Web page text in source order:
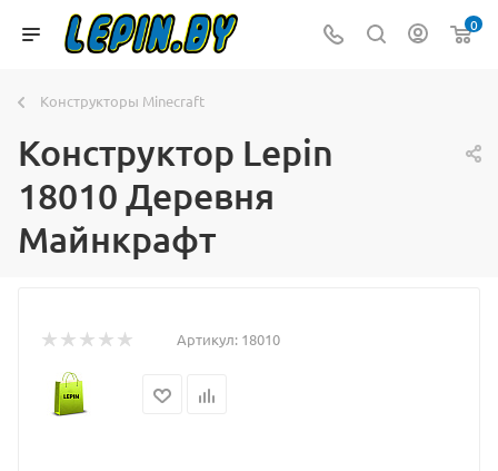
0
Конструкторы Minecraft
Конструктор Lepin
18010 Деревня
Майнкрафт
Артикул: 18010